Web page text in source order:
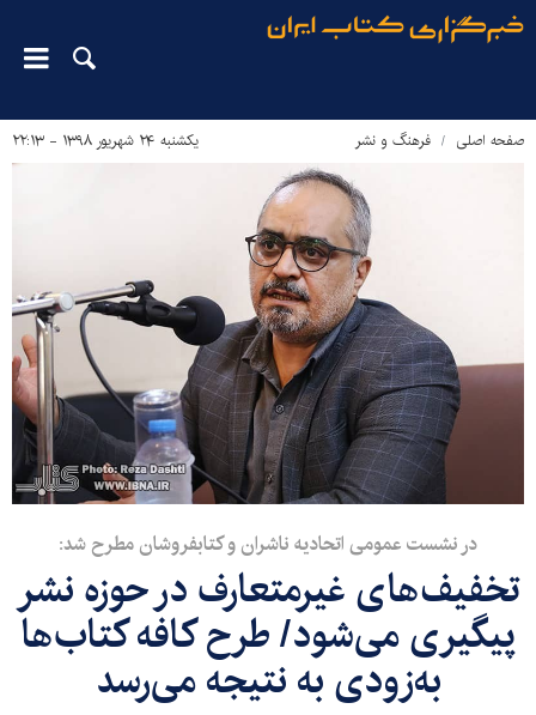
صفحه اصلی فرهنگ و نشر یکشنبه ۲۴ شهریور ۱۳۹۸ - ۲۲:۱۳
در نشست عمومی اتحادیه ناشران و کتابفروشان مطرح شد:
تخفیف‌های غیرمتعارف در حوزه نشر
پیگیری می‌شود/ طرح کافه کتاب‌ها
به‌زودی به نتیجه می‌رسد